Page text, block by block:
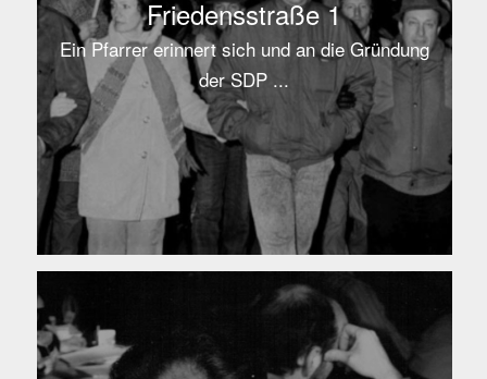
Friedensstraße 1
Ein Pfarrer erinnert sich und an die Gründung
der SDP ...